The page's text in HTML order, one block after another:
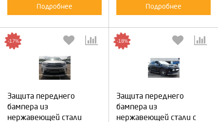
Подробнее Подробнее
Защита переднего
бампера из
нержавеющей стали
-17%
Защита переднего
бампера из
нержавеющей стали с
-18%